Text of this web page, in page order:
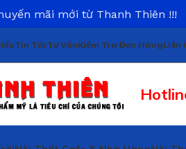
Tin TứcTư VấnKiểm Tra Đơn HàngLiên
mãi mới từ Thanh Thiên !!!